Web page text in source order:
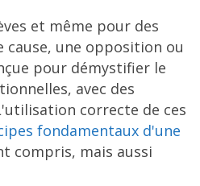
et même pour des
une opposition ou
pour démystifier le
avec des
correcte de ces
fondamentaux d'une
compris, mais aussi